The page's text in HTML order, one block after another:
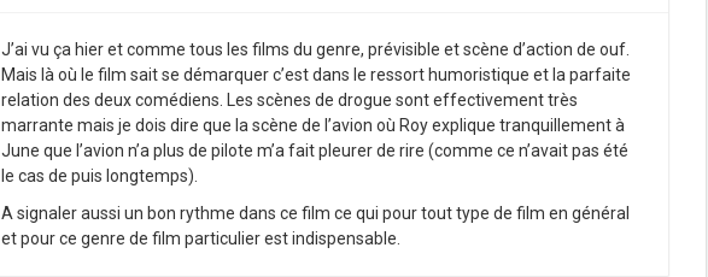
J’ai vu ça hier et comme tous les films du genre, prévisible et scène d’action de ouf.
Mais là où le film sait se démarquer c’est dans le ressort humoristique et la parfaite
relation des deux comédiens. Les scènes de drogue sont effectivement très
marrante mais je dois dire que la scène de l’avion où Roy explique tranquillement à
June que l’avion n’a plus de pilote m’a fait pleurer de rire (comme ce n’avait pas été
le cas de puis longtemps).
A signaler aussi un bon rythme dans ce film ce qui pour tout type de film en général
et pour ce genre de film particulier est indispensable.